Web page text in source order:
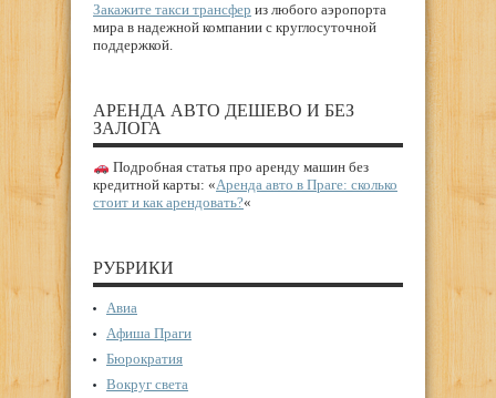
Закажите такси трансфер из любого аэропорта
мира в надежной компании с круглосуточной
поддержкой.
АРЕНДА АВТО ДЕШЕВО И БЕЗ
ЗАЛОГА
Подробная статья про аренду машин без
кредитной карты: «Аренда авто в Праге: сколько
стоит и как арендовать?«
РУБРИКИ
Авиа
Афиша Праги
Бюрократия
Вокруг света